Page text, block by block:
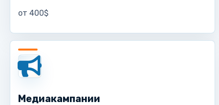
от 400$
Медиакампании